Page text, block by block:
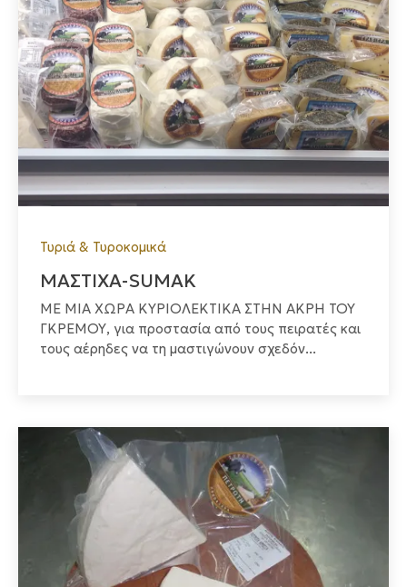
Τυριά & Τυροκομικά
ΜΑΣΤΙΧΑ-SUMAK
ΜΕ ΜΙΑ ΧΩΡΑ ΚΥΡΙΟΛΕΚΤΙΚΑ ΣΤΗΝ ΑΚΡΗ ΤΟΥ
ΓΚΡΕΜΟΥ, για προστασία από τους πειρατές και
τους αέρηδες να τη μαστιγώνουν σχεδόν...